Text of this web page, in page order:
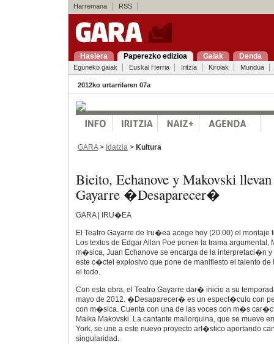
Harremana RSS
Hasiera Paperezko edizioa Gaiak Denda
Eguneko gaiak Euskal Herria Iritzia Kirolak Mundua
2012ko urtarrilaren 07a
GARA> Idatzia > Kultura
Bieito, Echanove y Makovski
Gayarre �Desaparecer�
GARA | IRU�EA
El Teatro Gayarre de Iru�ea acoge hoy (20.00) el
Los textos de Edgar Allan Poe ponen la trama
m�sica, Juan Echanove se encarga de la interpretaci�n y
este c�ctel explosivo que pone de manifiesto el talento de
el todo.
Con esta obra, el Teatro Gayarre dar� inicio a su
mayo de 2012. �Desaparecer� es un espect�culo con
con m�sica. Cuenta con una de las voces con m�s
Maika Makovski. La cantante mallorquina, que se mueve
York, se une a este nuevo proyecto art�stico aportando
singularidad.